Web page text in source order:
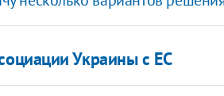
Украины с ЕС